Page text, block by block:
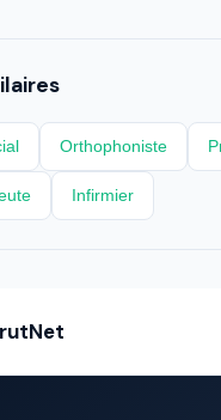
Orthophoniste
Infirmier